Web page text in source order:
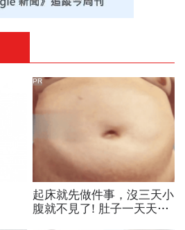
起床就先做件事，沒三天小
腹就不見了! 肚子一天天變
PR